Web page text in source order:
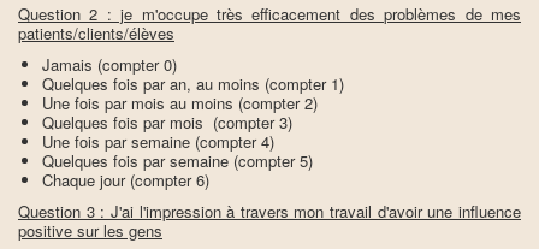
Question 2 : je m'occupe très efficacement des problèmes de mes
patients/clients/élèves
Jamais (compter 0)
Quelques fois par an, au moins (compter 1)
Une fois par mois au moins (compter 2)
Quelques fois par mois (compter 3)
Une fois par semaine (compter 4)
Quelques fois par semaine (compter 5)
Chaque jour (compter 6)
Question 3 : J'ai l'impression à travers mon travail d'avoir une influence
positive sur les gens